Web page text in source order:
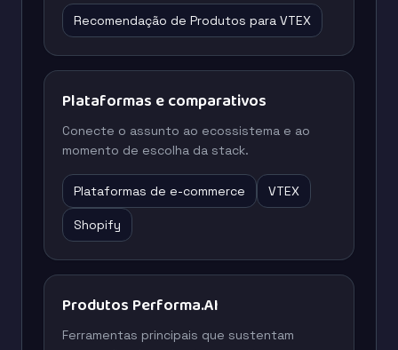
Recomendação de Produtos para VTEX
Plataformas e comparativos
Conecte o assunto ao ecossistema e ao
momento de escolha da stack.
Plataformas de e-commerce VTEX
Shopify
Produtos Performa.AI
Ferramentas principais que sustentam